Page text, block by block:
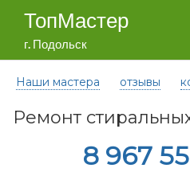
ТопМастер
г. Подольск
Наши мастера отзывы
Ремонт
8 967